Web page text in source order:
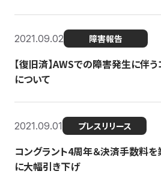
2021.09.02 障害報告
【復旧済】AWSでの障害発生に伴
について
2021.09.01 プレスリリース
コングラント4周年＆決済手数料
に大幅引き下げ